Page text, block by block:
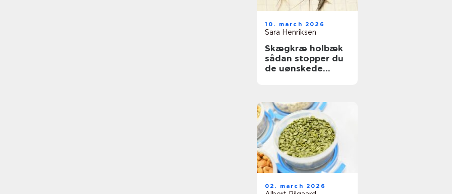
10. march 2026
Sara Henriksen
Skægkræ holbæk
sådan stopper du
de uønskede
02. march 2026